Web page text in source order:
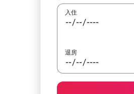
入住
退房